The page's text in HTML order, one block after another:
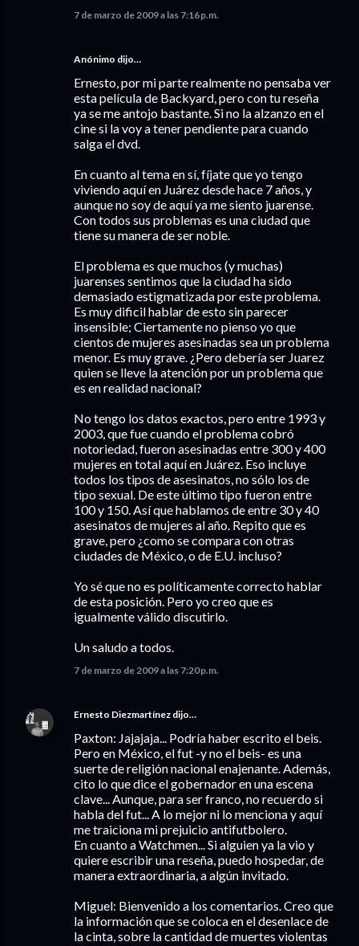
7 de marzo de 2009 a las 7:16 p.m.
Anónimo dijo…
Ernesto, por mi parte realmente no pensaba ver
esta película de Backyard, pero con tu reseña
ya se me antojo bastante. Si no la alzanzo en el
cine si la voy a tener pendiente para cuando
salga el dvd.
En cuanto al tema en sí, fíjate que yo tengo
viviendo aquí en Juárez desde hace 7 años, y
aunque no soy de aquí ya me siento juarense.
Con todos sus problemas es una ciudad que
tiene su manera de ser noble.
El problema es que muchos (y muchas)
juarenses sentimos que la ciudad ha sido
demasiado estigmatizada por este problema.
Es muy dificil hablar de esto sin parecer
insensible; Ciertamente no pienso yo que
cientos de mujeres asesinadas sea un problema
menor. Es muy grave. ¿Pero debería ser Juarez
quien se lleve la atención por un problema que
es en realidad nacional?
No tengo los datos exactos, pero entre 1993 y
2003, que fue cuando el problema cobró
notoriedad, fueron asesinadas entre 300 y 400
mujeres en total aquí en Juárez. Eso incluye
todos los tipos de asesinatos, no sólo los de
tipo sexual. De este último tipo fueron entre
100 y 150. Así que hablamos de entre 30 y 40
asesinatos de mujeres al año. Repito que es
grave, pero ¿como se compara con otras
ciudades de México, o de E.U. incluso?
Yo sé que no es políticamente correcto hablar
de esta posición. Pero yo creo que es
igualmente válido discutirlo.
Un saludo a todos.
7 de marzo de 2009 a las 7:20 p.m.
Ernesto Diezmartínez dijo…
Paxton: Jajajaja... Podría haber escrito el beis.
Pero en México, el fut -y no el beis- es una
suerte de religión nacional enajenante. Además,
cito lo que dice el gobernador en una escena
clave... Aunque, para ser franco, no recuerdo si
habla del fut... A lo mejor ni lo menciona y aquí
me traiciona mi prejuicio antifutbolero.
En cuanto a Watchmen... Si alguien ya la vio y
quiere escribir una reseña, puedo hospedar, de
manera extraordinaria, a algún invitado.
Miguel: Bienvenido a los comentarios. Creo que
la información que se coloca en el desenlace de
la cinta, sobre la cantidad de muertes violentas